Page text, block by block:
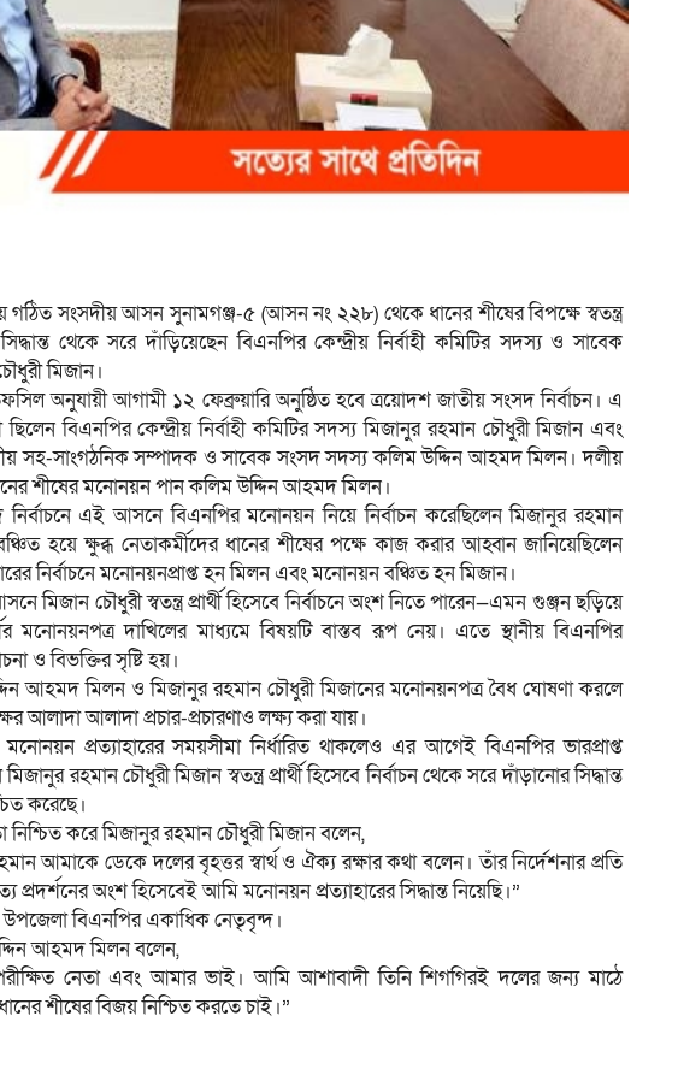
সংসদীয় আসন সুনামগঞ্জ-৫ (আসন নং ২২৮) থেকে ধানের শীষের বিপক্ষে স্বতন্ত্র
সিদ্ধান্ত থেকে সরে দাঁড়িয়েছেন বিএনপির কেন্দ্রীয় নির্বাহী কমিটির সদস্য ও সাবেক
মিজান।
অনুযায়ী আগামী ১২ ফেব্রুয়ারি অনুষ্ঠিত হবে ত্রয়োদশ জাতীয় সংসদ নির্বাচন। এ
ছিলেন বিএনপির কেন্দ্রীয় নির্বাহী কমিটির সদস্য মিজানুর রহমান চৌধুরী মিজান এবং
সহ-সাংগঠনিক সম্পাদক ও সাবেক সংসদ সদস্য কলিম উদ্দিন আহমদ মিলন। দলীয়
শীষের মনোনয়ন পান কলিম উদ্দিন আহমদ মিলন।
এই আসনে বিএনপির মনোনয়ন নিয়ে নির্বাচন করেছিলেন মিজানুর রহমান
হয়ে ক্ষুব্ধ নেতাকর্মীদের ধানের শীষের পক্ষে কাজ করার আহ্বান জানিয়েছিলেন
নির্বাচনে মনোনয়নপ্রাপ্ত হন মিলন এবং মনোনয়ন বঞ্চিত হন মিজান।
চৌধুরী স্বতন্ত্র প্রার্থী হিসেবে নির্বাচনে অংশ নিতে পারেন—এমন গুঞ্জন ছড়িয়ে
মনোনয়নপত্র দাখিলের মাধ্যমে বিষয়টি বাস্তব রূপ নেয়। এতে স্থানীয় বিএনপির
ও বিভক্তির সৃষ্টি হয়।
আহমদ মিলন ও মিজানুর রহমান চৌধুরী মিজানের মনোনয়নপত্র বৈধ ঘোষণা করলে
আলাদা আলাদা প্রচার-প্রচারণাও লক্ষ্য করা যায়।
প্রত্যাহারের সময়সীমা নির্ধারিত থাকলেও এর আগেই বিএনপির ভারপ্রাপ্ত
রহমান চৌধুরী মিজান স্বতন্ত্র প্রার্থী হিসেবে নির্বাচন থেকে সরে দাঁড়ানোর সিদ্ধান্ত
করেছে।
নিশ্চিত করে মিজানুর রহমান চৌধুরী মিজান বলেন,
আমাকে ডেকে দলের বৃহত্তর স্বার্থ ও ঐক্য রক্ষার কথা বলেন। তাঁর নির্দেশনার প্রতি
অংশ হিসেবেই আমি মনোনয়ন প্রত্যাহারের সিদ্ধান্ত নিয়েছি।”
উপজেলা বিএনপির একাধিক নেতৃবৃন্দ।
আহমদ মিলন বলেন,
নেতা এবং আমার ভাই। আমি আশাবাদী তিনি শিগগিরই দলের জন্য মাঠে
শীষের বিজয় নিশ্চিত করতে চাই।”